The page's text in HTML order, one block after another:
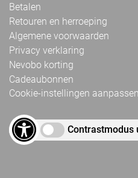
Betalen
Retouren en herroeping
Algemene voorwaarden
Privacy verklaring
Nevobo korting
Cadeaubonnen
Cookie-instellingen aanpassen
Contrastmodus